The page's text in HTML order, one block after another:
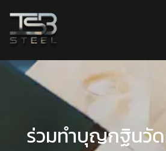
ร่วมทำบุญกฐินวั